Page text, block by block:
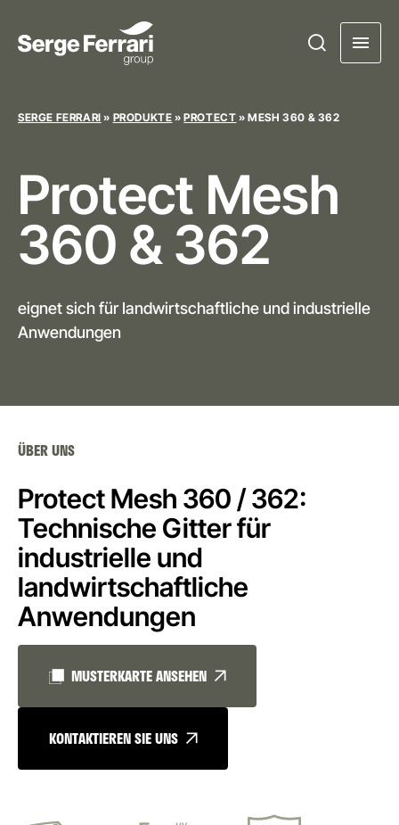
SERGE FERRARI » PRODUKTE »PROTECT »MESH 360 & 362
Protect Mesh
360 & 362
eignet sich für Iandwirtschaftliche und industrielle
Anwendungen
ÜBER UNS
Protect Mesh 360 / 362:
Technische Gitter für
industrielle und
landwirtschaftliche
Anwendungen
MUSTERKARTE ANSEHEN
KONTAKTIEREN SIE UNS